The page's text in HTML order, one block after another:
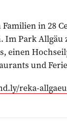
in 28
Park Allgäu
einen
und
reka-allgaeu